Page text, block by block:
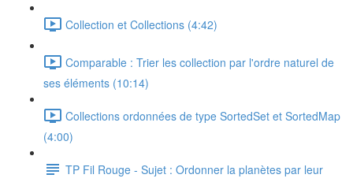
Collection et Collections (4:42)
Comparable : Trier les collection par l'ordre naturel de
ses éléments (10:14)
Collections ordonnées de type SortedSet et SortedMap
(4:00)
TP Fil Rouge - Sujet : Ordonner la planètes par leur